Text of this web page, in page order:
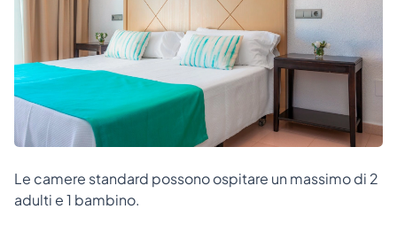
Le camere standard possono ospitare un massimo di 2
adulti e 1 bambino.